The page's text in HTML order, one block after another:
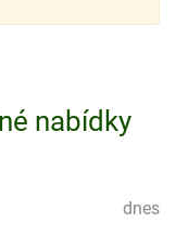
nabídky
dnes